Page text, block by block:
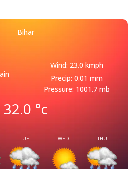
Bihar
Wind: 23.0 kmph
Precip: 0.01 mm
Pressure: 1001.7 mb
32.0 °c
TUE WED THU